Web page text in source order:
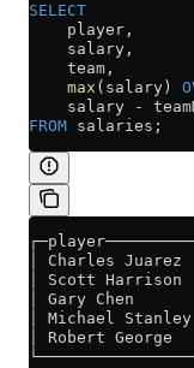
SELECT
    player,
    salary,
    team,
    max
(salary)
    salary
-
FROM salaries;
│ Charles
│ Scott Harrison
│ Gary Chen
│ Michael
│ Robert